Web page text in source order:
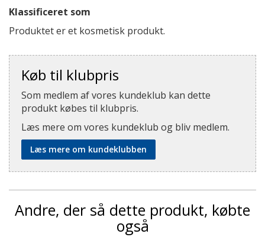
Klassificeret som
Produktet er et kosmetisk produkt.
Køb til klubpris
Som medlem af vores kundeklub kan dette
produkt købes til klubpris.
Læs mere om vores kundeklub og bliv medlem.
Læs mere om kundeklubben
Andre, der så dette produkt, købte
også